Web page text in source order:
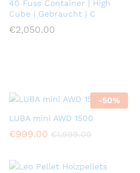
40 Fuss Container | High
Cube | Gebraucht | C
€2,050.00
-50%
LUBA mini AWD 1500
€999.00 €1,999.00